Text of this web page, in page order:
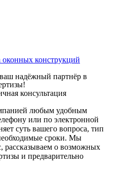
оконных конструкций
надёжный партнёр в
консультация
любым удобным
или по электронной
суть вашего вопроса, тип
сроки. Мы
рассказываем о возможных
и предварительно